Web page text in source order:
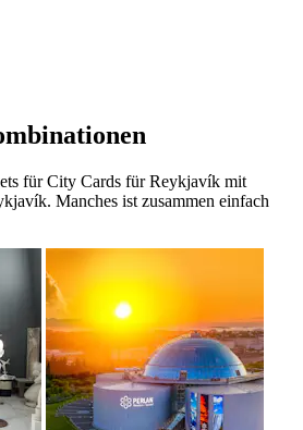
für City Cards für Reykjavík mit
Manches ist zusammen einfach